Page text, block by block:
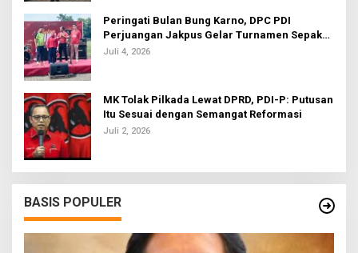
Peringati Bulan Bung Karno, DPC PDI
Perjuangan Jakpus Gelar Turnamen Sepak
Bola U-20
Juli 4, 2026
MK Tolak Pilkada Lewat DPRD, PDI-P: Putusan
Itu Sesuai dengan Semangat Reformasi
Juli 2, 2026
BASIS POPULER